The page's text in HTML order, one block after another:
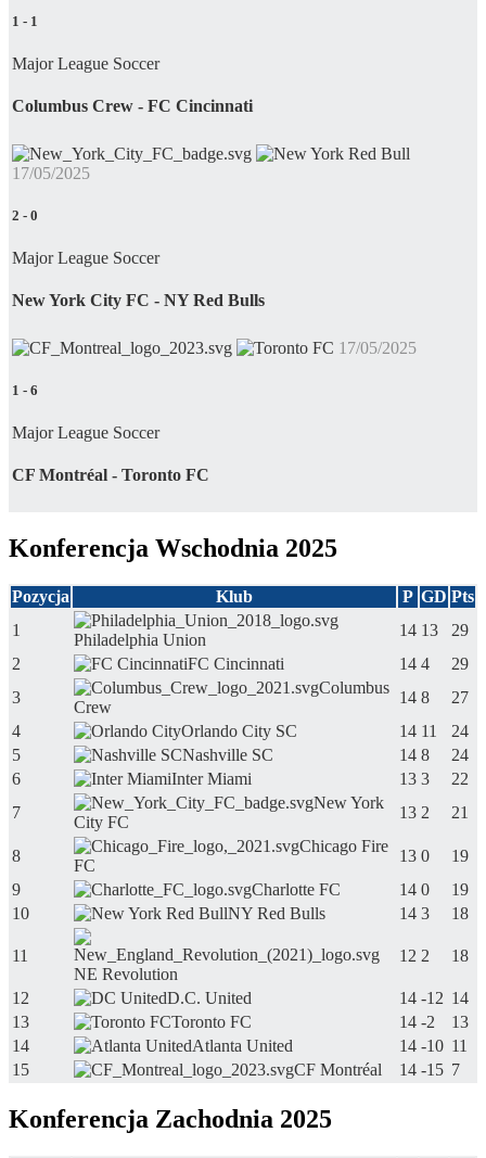
1 - 1
Major League Soccer
Columbus Crew - FC Cincinnati
17/05/2025
2 - 0
Major League Soccer
New York City FC - NY Red Bulls
17/05/2025
1 - 6
Major League Soccer
CF Montréal - Toronto FC
Konferencja Wschodnia 2025
Pozycja Klub P GD Pts
1
Philadelphia Union
14 13
29
2
FC Cincinnati 14 4
29
3
Columbus
Crew
14 8
27
4
Orlando City SC 14 11
24
5
Nashville SC 14 8
24
6
Inter Miami 13 3
22
7
New York
City FC
13 2 21
8
Chicago Fire
FC
13 0
19
9
Charlotte FC 14 0
19
10
NY Red Bulls 14 3 18
11
NE Revolution
12 2 18
12 D.C. United 14 -12 14
13
Toronto FC 14 -2
13
14
Atlanta United 14 -10 11
15
CF Montréal 14 -15 7
Konferencja Zachodnia 2025